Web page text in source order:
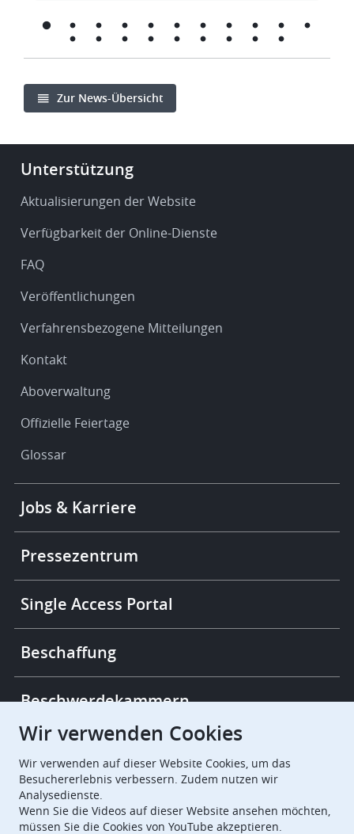
Zur News-Übersicht
Footer
Service
support
Unterstützung
Aktualisierungen der Website
Verfügbarkeit der Online-Dienste
FAQ
Veröffentlichungen
Verfahrensbezogene Mitteilungen
Kontakt
Aboverwaltung
Offizielle Feiertage
Glossar
More
links
Jobs & Karriere
Pressezentrum
Single Access Portal
Beschaffung
Beschwerdekammern
EuropeanPatentOffice
Wir verwenden Cookies
Wir verwenden auf dieser Website Cookies, um das
Besuchererlebnis verbessern. Zudem nutzen wir
Analysedienste.
Wenn Sie die Videos auf dieser Website ansehen möchten,
müssen Sie die Cookies von YouTube akzeptieren.